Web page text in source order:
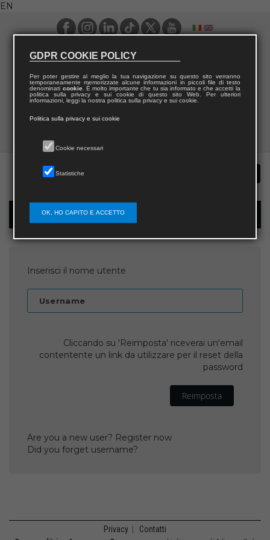
EN
Password recovery
Inserisci il nome utente
Username
Cliccando su 'Reimposta' riceverai un'email
contentente un link da utilizzare per il reset della
password
Reimposta
Are you a new user? Register now
Did you forget username?
Privacy Contatti
GDPR COOKIE POLICY
Per poter gestire al meglio la tua navigazione su questo sito verranno
temporaneamente memorizzate alcune informazioni in piccoli file di testo
denominati cookie. È molto importante che tu sia informato e che accetti la
politica sulla privacy e sui cookie di questo sito Web. Per ulteriori
informazioni, leggi la nostra politica sulla privacy e sui cookie.
Politica sulla privacy e sui cookie
Cookie necessari
Statistiche
OK, HO CAPITO E ACCETTO